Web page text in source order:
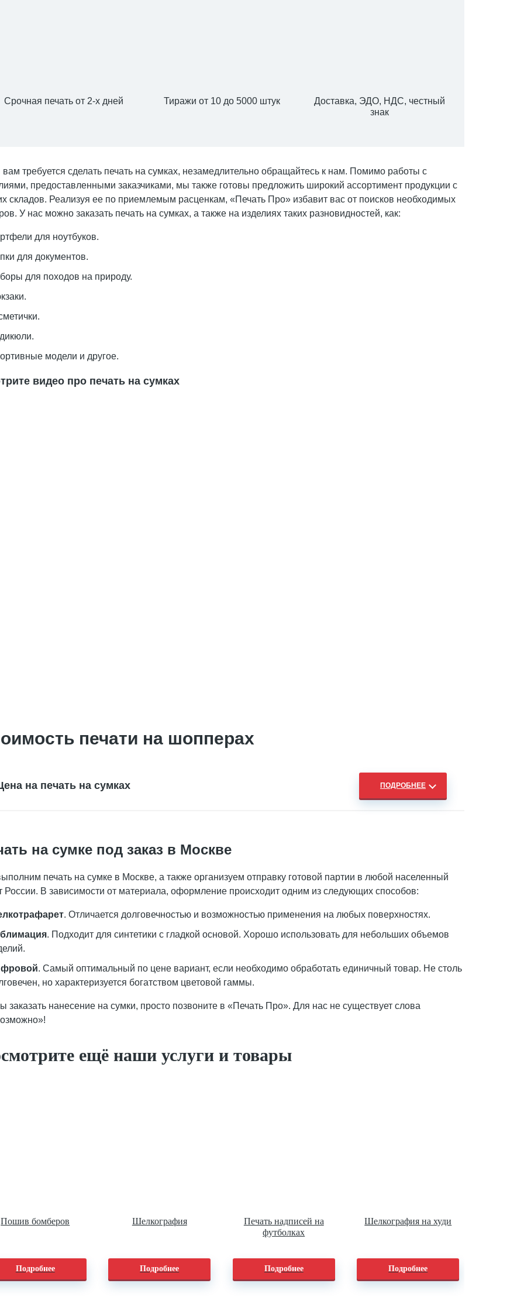
Срочная печать от 2-х дней Тиражи от 10 до 5000 штук
Доставка, ЭДО, НДС, честный
знак
вам требуется сделать печать на сумках, незамедлительно обращайтесь к нам. Помимо работы с
предоставленными заказчиками, мы также готовы предложить широкий ассортимент продукции с
складов. Реализуя ее по приемлемым расценкам, «Печать Про» избавит вас от поисков необходимых
У нас можно заказать печать на сумках, а также на изделиях таких разновидностей, как:
для ноутбуков.
для документов.
для походов на природу.
модели и другое.
видео про печать на сумках
печати на шопперах
на печать на сумках
на сумке под заказ в Москве
печать на сумке в Москве, а также организуем отправку готовой партии в любой населенный
России. В зависимости от материала, оформление происходит одним из следующих способов:
. Отличается долговечностью и возможностью применения на любых поверхностях.
. Подходит для синтетики с гладкой основой. Хорошо использовать для небольших объемов
. Самый оптимальный по цене вариант, если необходимо обработать единичный товар. Не столь
но характеризуется богатством цветовой гаммы.
заказать нанесение на сумки, просто позвоните в «Печать Про». Для нас не существует слова
ещё наши услуги и товары
Пошив бомберов
Подробнее
Шелкография
Подробнее
Печать надписей на
футболках
Подробнее
Шелкография на худи
Подробнее